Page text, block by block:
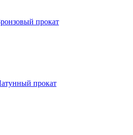
прокат
прокат